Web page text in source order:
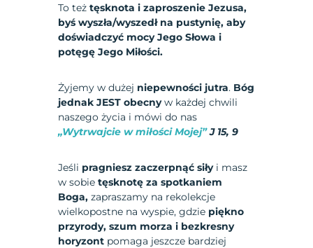
To też tęsknota i zaproszenie Jezusa,
byś wyszła/wyszedł na pustynię, aby
doświadczyć mocy Jego Słowa i
potęgę Jego Miłości.
Żyjemy w dużej niepewności jutra. Bóg
jednak JEST obecnyw każdej chwili
naszego życia i mówi do nas
„Wytrwajcie w miłości Mojej”J 15, 9
Jeśli pragniesz zaczerpnąć siłyi masz
w sobietęsknotę za spotkaniem
Boga,zapraszamy na rekolekcje
wielkopostne na wyspie, gdzie piękno
przyrody, szum morza i bezkresny
horyzont pomaga jeszcze bardziej